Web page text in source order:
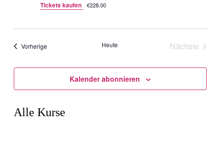
Tickets kaufen €228.00
VorherigeVeranstaltungen Heute
Nächste
Kalender abonnieren
Alle Kurse